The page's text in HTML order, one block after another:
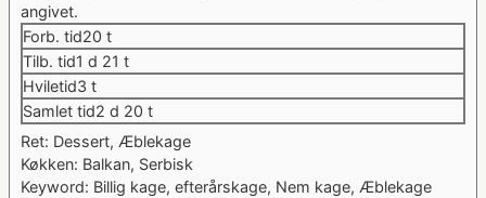
angivet.
Forb. tid20 timer
t
Tilb. tid1 dag
d 21 timer
t
Hviletid3 timer
t
Samlet tid2 dage
d 20 timer
t
Ret: Dessert, Æblekage
Køkken: Balkan, Serbisk
Keyword: Billig kage, efterårskage, Nem kage, Æblekage